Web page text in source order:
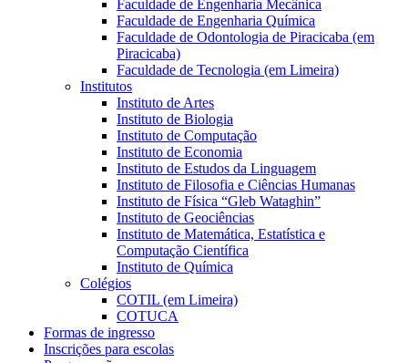
Faculdade de Engenharia Mecânica
Faculdade de Engenharia Química
Faculdade de Odontologia de Piracicaba (em
Piracicaba)
Faculdade de Tecnologia (em Limeira)
Institutos
Instituto de Artes
Instituto de Biologia
Instituto de Computação
Instituto de Economia
Instituto de Estudos da Linguagem
Instituto de Filosofia e Ciências Humanas
Instituto de Física “Gleb Wataghin”
Instituto de Geociências
Instituto de Matemática, Estatística e
Computação Científica
Instituto de Química
Colégios
COTIL (em Limeira)
COTUCA
Formas de ingresso
Inscrições para escolas